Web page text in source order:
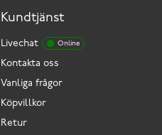
Kundtjänst
Livechat Online
Kontakta oss
Vanliga frågor
Köpvillkor
Retur